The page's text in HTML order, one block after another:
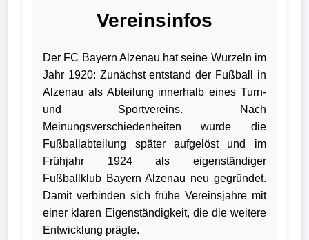
eSports
STATISTIKEN
Tabelle
Bundesliga
Tabelle
Vereinsinfos
Der FC Bayern Alzenau hat seine Wurzeln im
Jahr 1920: Zunächst entstand der Fußball in
Alzenau als Abteilung innerhalb eines Turn-
und Sportvereins. Nach
Meinungsverschiedenheiten wurde die
Fußballabteilung später aufgelöst und im
Frühjahr 1924 als eigenständiger
Fußballklub Bayern Alzenau neu gegründet.
Damit verbinden sich frühe Vereinsjahre mit
einer klaren Eigenständigkeit, die die weitere
Entwicklung prägte.